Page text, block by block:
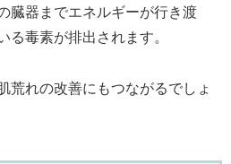
臓器までエネルギーが行き渡
る毒素が排出されます。
荒れの改善にもつながるでしょ